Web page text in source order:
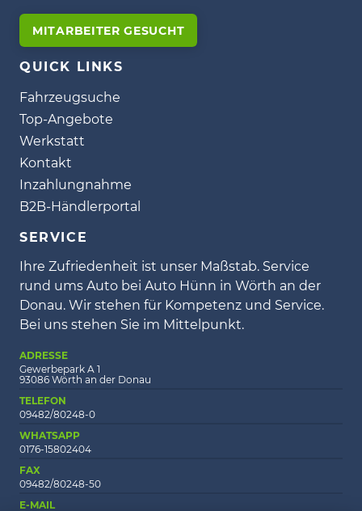
MITARBEITER GESUCHT
QUICK LINKS
Fahrzeugsuche
Top-Angebote
Werkstatt
Kontakt
Inzahlungnahme
B2B-Händlerportal
SERVICE
Ihre Zufriedenheit ist unser Maßstab. Service
rund ums Auto bei Auto Hünn in Wörth an der
Donau. Wir stehen für Kompetenz und Service.
Bei uns stehen Sie im Mittelpunkt.
ADRESSE
Gewerbepark A 1
93086 Wörth an der Donau
TELEFON
09482/80248-0
WHATSAPP
0176-15802404
FAX
09482/80248-50
E-MAIL